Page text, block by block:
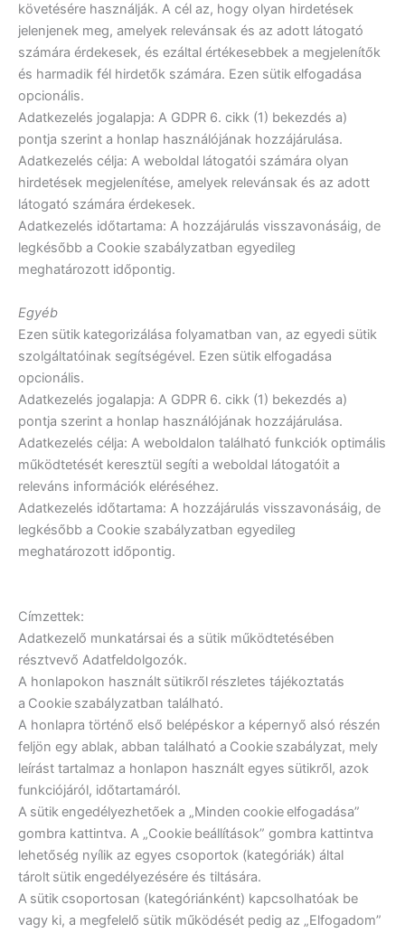
követésére használják. A cél az, hogy olyan hirdetések
jelenjenek meg, amelyek relevánsak és az adott látogató
számára érdekesek, és ezáltal értékesebbek a megjelenítők
és harmadik fél hirdetők számára. Ezen sütik elfogadása
opcionális.
Adatkezelés jogalapja: A GDPR 6. cikk (1) bekezdés a)
pontja szerint a honlap használójának hozzájárulása.
Adatkezelés célja: A weboldal látogatói számára olyan
hirdetések megjelenítése, amelyek relevánsak és az adott
látogató számára érdekesek.
Adatkezelés időtartama: A hozzájárulás visszavonásáig, de
legkésőbb a Cookie szabályzatban egyedileg
meghatározott időpontig.
Egyéb
Ezen sütik kategorizálása folyamatban van, az egyedi sütik
szolgáltatóinak segítségével. Ezen sütik elfogadása
opcionális.
Adatkezelés jogalapja: A GDPR 6. cikk (1) bekezdés a)
pontja szerint a honlap használójának hozzájárulása.
Adatkezelés célja: A weboldalon található funkciók optimális
működtetését keresztül segíti a weboldal látogatóit a
releváns információk eléréséhez.
Adatkezelés időtartama: A hozzájárulás visszavonásáig, de
legkésőbb a Cookie szabályzatban egyedileg
meghatározott időpontig.
Címzettek:
Adatkezelő munkatársai és a sütik működtetésében
résztvevő Adatfeldolgozók.
A honlapokon használt sütikről részletes tájékoztatás
a Cookie szabályzatban található.
A honlapra történő első belépéskor a képernyő alsó részén
feljön egy ablak, abban található a Cookie szabályzat, mely
leírást tartalmaz a honlapon használt egyes sütikről, azok
funkciójáról, időtartamáról.
A sütik engedélyezhetőek a „Minden cookie elfogadása”
gombra kattintva. A „Cookie beállítások” gombra kattintva
lehetőség nyílik az egyes csoportok (kategóriák) által
tárolt sütik engedélyezésére és tiltására.
A sütik csoportosan (kategóriánként) kapcsolhatóak be
vagy ki, a megfelelő sütik működését pedig az „Elfogadom”